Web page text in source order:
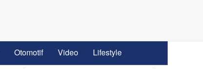
Otomotif Video Lifestyle